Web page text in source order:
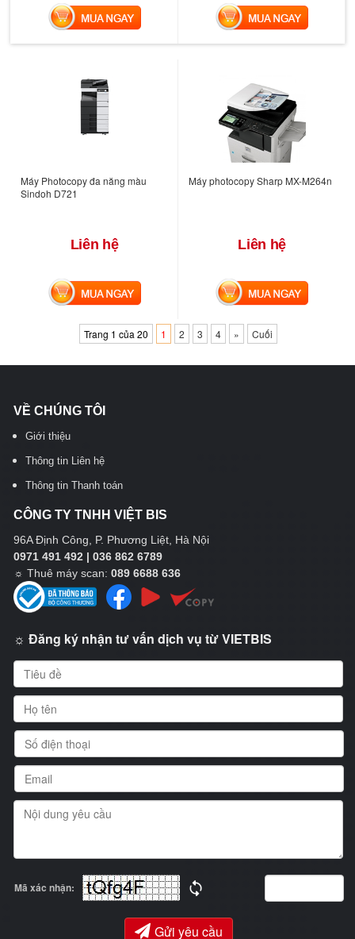
MUA NGAY MUA NGAY
Máy Photocopy đa năng màu
Sindoh D721
Liên hệ
MUA NGAY
Máy photocopy Sharp MX-M264n
Liên hệ
MUA NGAY
Trang 1 của 20 1 2 3 4 » Cuối
VỀ CHÚNG TÔI
Giới thiệu
Thông tin Liên hệ
Thông tin Thanh toán
CÔNG TY TNHH VIỆT BIS
96A Định Công, P. Phương Liệt, Hà Nội
0971 491 492 | 036 862 6789
☼ Thuê máy scan: 089 6688 636
☼ Đăng ký nhận tư vấn dịch vụ từ VIETBIS
Mã xác nhận:
Gửi yêu cầu